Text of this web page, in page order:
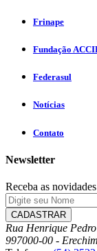
Frinape
Fundação
Federasul
Notícias
Contato
Newsletter
Receba as
Rua Henrique
997000-00 -